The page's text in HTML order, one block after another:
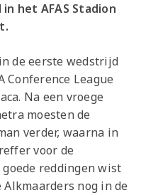
het AFAS Stadion
de eerste wedstrijd
Conference League
Na een vroege
moesten de
verder, waarna in
voor de
reddingen wist
Alkmaarders nog in de